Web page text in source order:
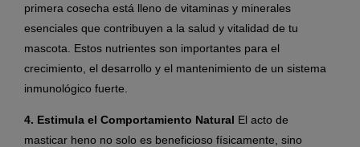
primera cosecha está lleno de vitaminas y minerales
esenciales que contribuyen a la salud y vitalidad de tu
mascota. Estos nutrientes son importantes para el
crecimiento, el desarrollo y el mantenimiento de un sistema
inmunológico fuerte.
4. Estimula el Comportamiento Natural El acto de
masticar heno no solo es beneficioso físicamente, sino